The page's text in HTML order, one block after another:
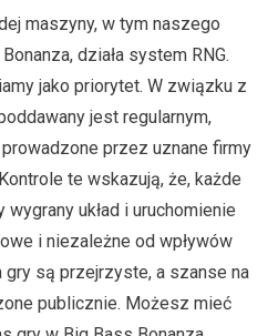
maszyny, w tym naszego
działa system RNG.
jako priorytet. W związku z
jest regularnym,
przez uznane firmy
te wskazują, że, każde
układ i uruchomienie
i niezależne od wpływów
gry są przejrzyste, a szanse na
publicznie. Możesz mieć